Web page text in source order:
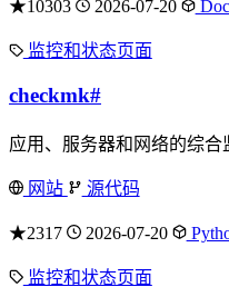
★10303 2026-07-20
监控和状态页面
checkmk#
应用、服务器和网络的综合
网站 源代码
★2317 2026-07-20
监控和状态页面